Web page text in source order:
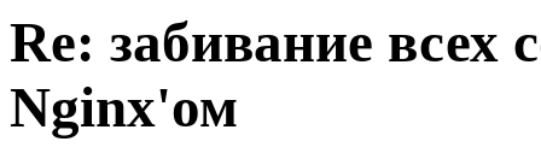
Re: забивание всех
Nginx'ом